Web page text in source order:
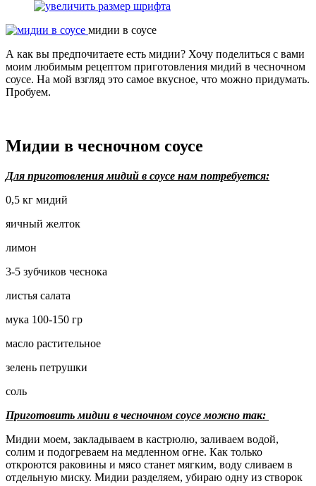
мидии в соусе
А как вы предпочитаете есть мидии? Хочу поделиться с вами
моим любимым рецептом приготовления мидий в чесночном
соусе. На мой взгляд это самое вкусное, что можно придумать.
Пробуем.
Мидии в чесночном соусе
Для приготовления мидий в соусе нам потребуется:
0,5 кг мидий
яичный желток
лимон
3-5 зубчиков чеснока
листья салата
мука 100-150 гр
масло растительное
зелень петрушки
соль
Приготовить мидии в чесночном соусе можно так:
Мидии моем, закладываем в кастрюлю, заливаем водой,
солим и подогреваем на медленном огне. Как только
откроются раковины и мясо станет мягким, воду сливаем в
отдельную миску. Мидии разделяем, убираю одну из створок